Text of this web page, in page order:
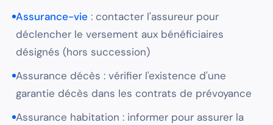
Assurance-vie : contacter l'assureur pour
déclencher le versement aux bénéficiaires
désignés (hors succession)
Assurance décès : vérifier l'existence d'une
garantie décès dans les contrats de prévoyance
Assurance habitation : informer pour assurer la